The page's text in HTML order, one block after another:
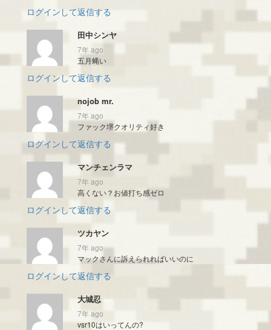
ログインして返信する
田中シンヤ
7年 ago
五月蝿い
ログインして返信する
nojob mr.
7年 ago
ファック堺クオリティ好き
ログインして返信する
マンチェンラマ
7年 ago
高くない？お値打ち感ゼロ
ログインして返信する
ツカヤン
7年 ago
マックさんに訴えられればいいのに
ログインして返信する
大城忍
7年 ago
vsr10はいってんの?